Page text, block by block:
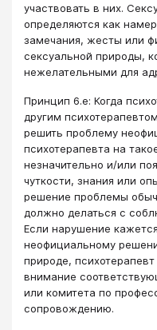
участвовать в них.
определяются как
замечания, жесты или
сексуальной природы,
нежелательными для
Принцип 6.e: Когда
другим
решить проблему
психотерапевта на
незначительно и/или
чуткости, знания или
решение проблемы
должно делаться с
Если нарушение
неофициальному
природе,
внимание
или комитета по
сопровождению.